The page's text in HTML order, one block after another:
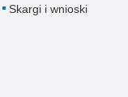
Skargi i wnioski